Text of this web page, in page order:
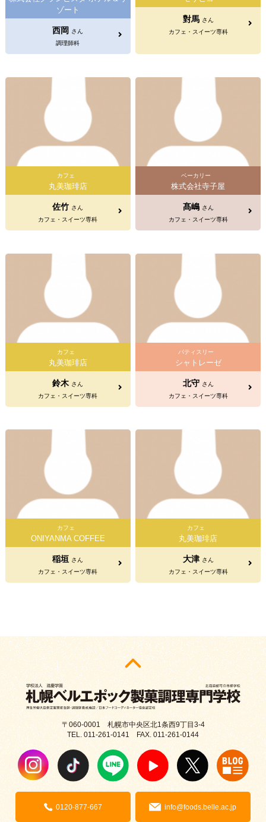
ゾート
西岡
さん
調理師科
對馬 さん
カフェ・スイーツ専科
カフェ
丸美珈琲店
佐竹 さん
カフェ・スイーツ専科
ベーカリー
株式会社寺子屋
髙嶋 さん
カフェ・スイーツ専科
カフェ
丸美珈琲店
鈴木 さん
カフェ・スイーツ専科
パティスリー
シャトレーゼ
北守 さん
カフェ・スイーツ専科
カフェ
ONIYANMA COFFEE
稲垣 さん
カフェ・スイーツ専科
カフェ
丸美珈琲店
大津 さん
カフェ・スイーツ専科
〒060-0001 札幌市中央区北1条西9丁目3-4
TEL. 011-261-0141 FAX. 011-261-0144
0120-877-667 info@foods.belle.ac.jp